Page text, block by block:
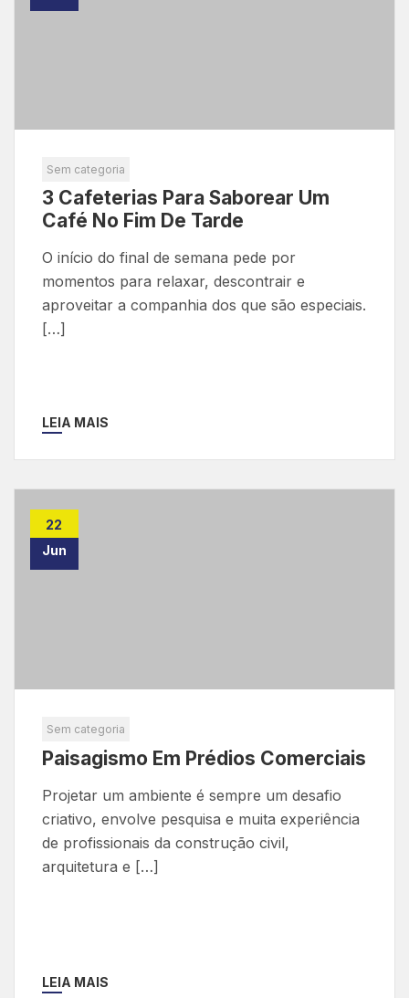
Sem categoria
3 Cafeterias Para Saborear Um
Café No Fim De Tarde
O início do final de semana pede por
momentos para relaxar, descontrair e
aproveitar a companhia dos que são especiais.
[…]
LEIA MAIS
22
Jun
Sem categoria
Paisagismo Em Prédios Comerciais
Projetar um ambiente é sempre um desafio
criativo, envolve pesquisa e muita experiência
de profissionais da construção civil,
arquitetura e […]
LEIA MAIS